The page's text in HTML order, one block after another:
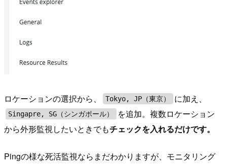
ロケーションの選択から、 Tokyo, JP（東京） に加え、
Singapre, SG（シンガポール）
を追加。複数ロケーション
から外形監視したいときでもチェックを入れるだけです。
Pingの様な死活監視ならまだわかりますが、モニタリング